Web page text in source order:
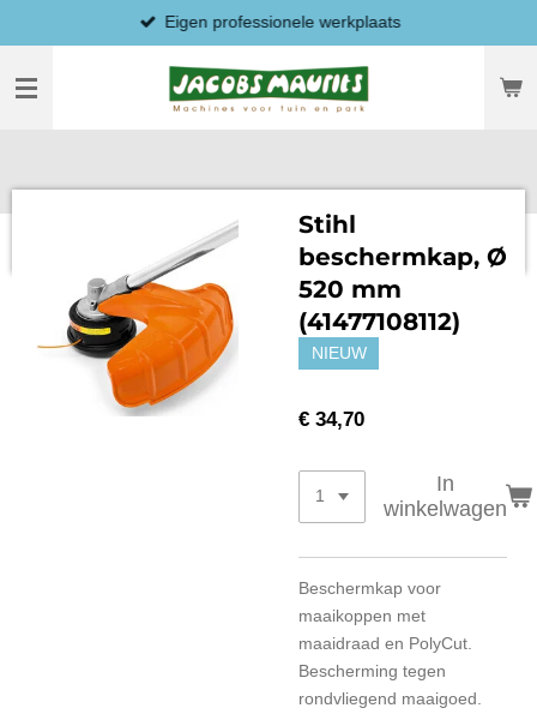
direct
naar
hoofdinhoud
Eigen professionele werkplaats
Stihl
beschermkap, Ø
520 mm
(41477108112)
NIEUW
€ 34,70
In
winkelwagen
Beschermkap voor
maaikoppen met
maaidraad en PolyCut.
Bescherming tegen
rondvliegend maaigoed.